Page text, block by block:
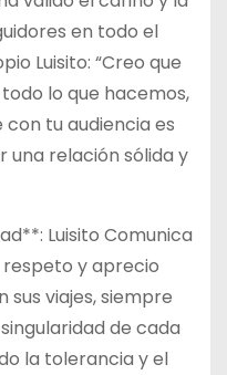
en todo el
Luisito: “Creo que
lo que hacemos,
tu audiencia es
relación sólida y
Luisito Comunica
y aprecio
sus viajes, siempre
de cada
la tolerancia y el